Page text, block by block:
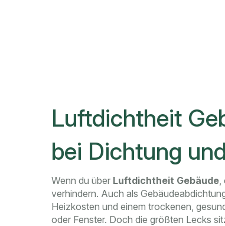
Luftdichtheit
bei Dichtung
Wenn du über Luftdichtheit Gebäude,
verhindern. Auch als
Heizkosten und einem trockenen,
oder Fenster. Doch die größten Lecks